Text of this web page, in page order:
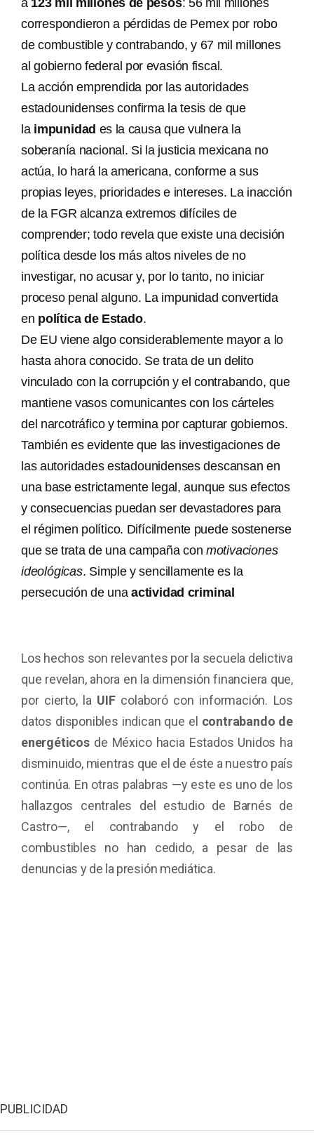
a 123 mil millones de pesos: 56 mil millones
correspondieron a pérdidas de Pemex por robo
de combustible y contrabando, y 67 mil millones
al gobierno federal por evasión fiscal.
La acción emprendida por las autoridades
estadounidenses confirma la tesis de que
la impunidad es la causa que vulnera la
soberanía nacional. Si la justicia mexicana no
actúa, lo hará la americana, conforme a sus
propias leyes, prioridades e intereses. La inacción
de la FGR alcanza extremos difíciles de
comprender; todo revela que existe una decisión
política desde los más altos niveles de no
investigar, no acusar y, por lo tanto, no iniciar
proceso penal alguno. La impunidad convertida
en política de Estado.
De EU viene algo considerablemente mayor a lo
hasta ahora conocido. Se trata de un delito
vinculado con la corrupción y el contrabando, que
mantiene vasos comunicantes con los cárteles
del narcotráfico y termina por capturar gobiernos.
También es evidente que las investigaciones de
las autoridades estadounidenses descansan en
una base estrictamente legal, aunque sus efectos
y consecuencias puedan ser devastadores para
el régimen político. Difícilmente puede sostenerse
que se trata de una campaña con motivaciones
ideológicas. Simple y sencillamente es la
persecución de una actividad criminal
Los hechos son relevantes por la secuela delictiva
que revelan, ahora en la dimensión financiera que,
por cierto, la UIFcolaboró con información. Los
datos disponibles indican que el contrabando de
energéticosde México hacia Estados Unidos ha
disminuido, mientras que el de éste a nuestro país
continúa. En otras palabras —y este es uno de los
hallazgos centrales del estudio de Barnés de
Castro—, el contrabando y el robo de
combustibles no han cedido, a pesar de las
denuncias y de la presión mediática.
PUBLICIDAD